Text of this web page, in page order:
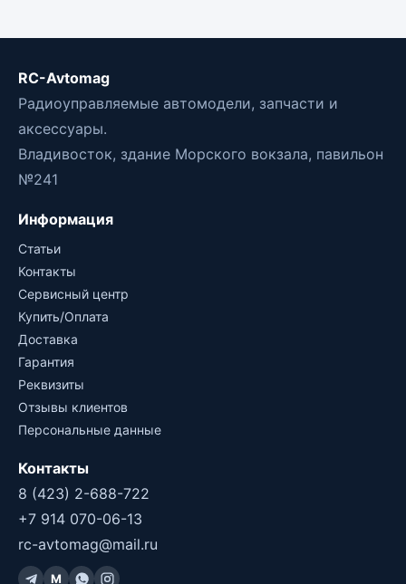
RC-Avtomag
Радиоуправляемые автомодели, запчасти и
аксессуары.
Владивосток, здание Морского вокзала, павильон
№241
Информация
Статьи
Контакты
Сервисный центр
Купить/Оплата
Доставка
Гарантия
Реквизиты
Отзывы клиентов
Персональные данные
Контакты
8 (423) 2-688-722
+7 914 070-06-13
rc-avtomag@mail.ru
M